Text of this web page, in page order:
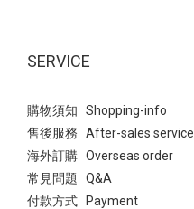
SERVICE
購物須知 Shopping-info
售後服務 After-sales service
海外訂購 Overseas order
常見問題 Q&A
付款方式 Payment